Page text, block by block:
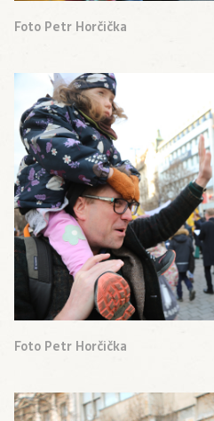
Foto Petr Horčička
Foto Petr Horčička